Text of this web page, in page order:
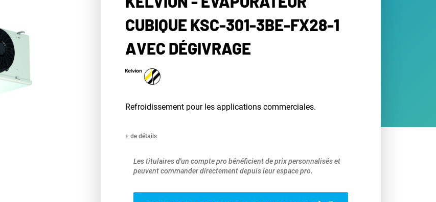
CUBIQUE KSC-301-3BE-FX28-1
AVEC DÉGIVRAGE
Refroidissement pour les applications commerciales.
+ de détails
Les titulaires d'un compte pro bénéficient de prix personnalisés et
peuvent commander directement depuis leur espace pro.